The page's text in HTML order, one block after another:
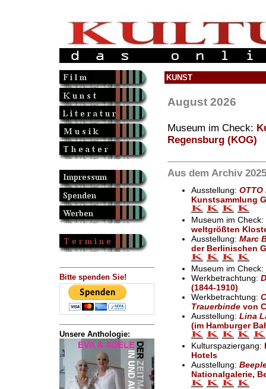
Bitte spenden Sie!
Unsere Anthologie:
KUNST
August 2026
Museum im Check:
Regensburg (KOG)
Aus dem Archiv
Ausstellung: OTTO
Kunstsammlung
Museum im Check:
weltgrößten
Ausstellung: Marc
der Berlinischen
Museum im Check:
Werkbetrachtung:
(1844-1910)
Werkbetrachtung:
Trauerbindevon
Ausstellung: Lina
(im Hamburger
Kulturspaziergang:
Hotels
Ausstellung:
Nationalgalerie,